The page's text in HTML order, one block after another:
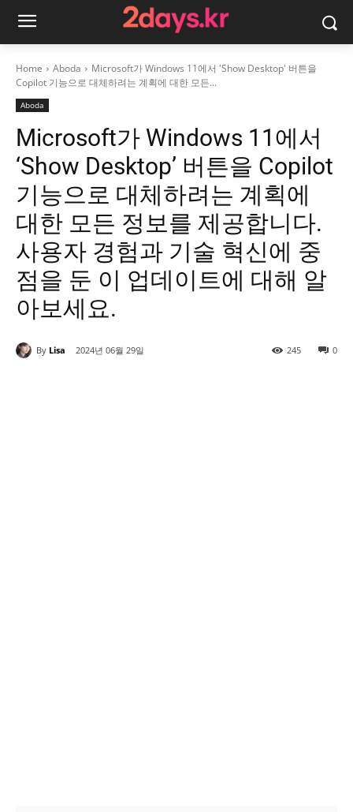
Home Aboda
Microsoft가 Windows 11에서 'Show Desktop' 버튼을
Copilot 기능으로 대체하려는 계획에 대한 모든...
Aboda
Microsoft가 Windows 11에서
‘Show Desktop’ 버튼을 Copilot
기능으로 대체하려는 계획에
대한 모든 정보를 제공합니다.
사용자 경험과 기술 혁신에 중
점을 둔 이 업데이트에 대해 알
아보세요.
By Lisa 2024년 06월 29일 0
245